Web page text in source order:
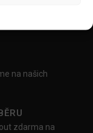
na našich
zdarma na